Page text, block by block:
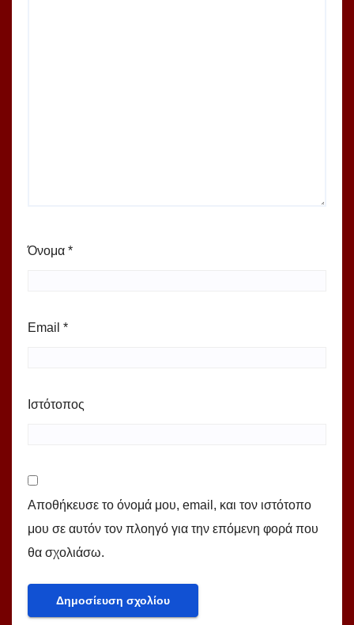
Όνομα *
Email *
Ιστότοπος
Αποθήκευσε το όνομά μου, email, και τον ιστότοπο
μου σε αυτόν τον πλοηγό για την επόμενη φορά που
θα σχολιάσω.